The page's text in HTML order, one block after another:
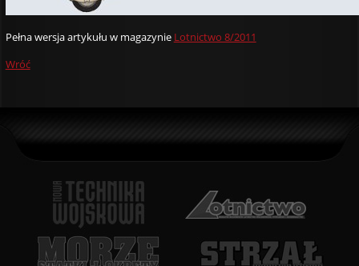
Pełna wersja artykułu w magazynie Lotnictwo 8/2011
Wróć